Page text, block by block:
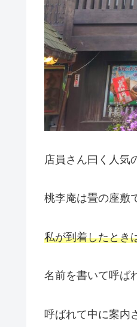
店員さん曰く人気
桃李庵は畳の座敷
私が到着したとき
名前を書いて呼ば
呼ばれて中に案内